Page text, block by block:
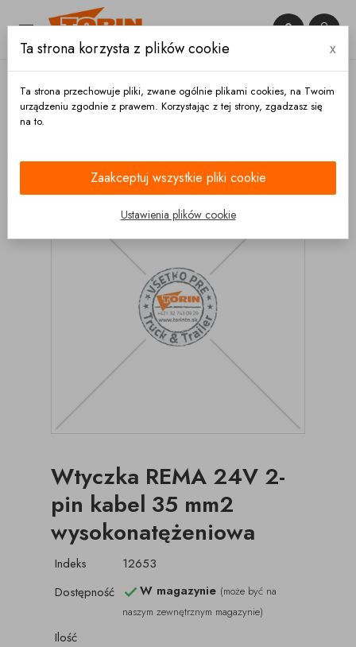
 

Wtyczka REMA 24V 2-
pin kabel 35 mm2
wysokonatężeniowa
Indeks
12653
Dostępność
W magazynie (może być na
naszym zewnętrznym magazynie)
Ilość
Ta strona korzysta z plików cookie x
Ta strona przechowuje pliki, zwane ogólnie plikami cookies, na Twoim
urządzeniu zgodnie z prawem. Korzystając z tej strony, zgadzasz się
na to.
Zaakceptuj wszystkie pliki cookie
Ustawienia plików cookie